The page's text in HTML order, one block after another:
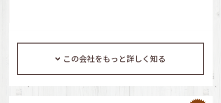
この会社をもっと詳しく知る